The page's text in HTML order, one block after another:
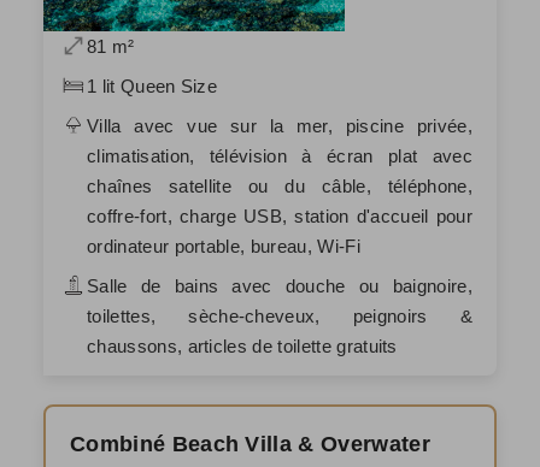
81 m²
1 lit Queen Size
Villa avec vue sur la mer, piscine privée,
climatisation, télévision à écran plat avec
chaînes satellite ou du câble, téléphone,
coffre-fort, charge USB, station d'accueil pour
ordinateur portable, bureau, Wi-Fi
Salle de bains avec douche ou baignoire,
toilettes, sèche-cheveux, peignoirs &
chaussons, articles de toilette gratuits
Combiné Beach Villa & Overwater